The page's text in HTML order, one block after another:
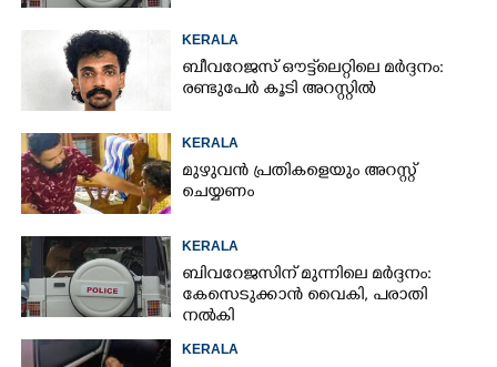
KERALA
ബീവറേജസ് ഔട്ട്‌ലെറ്റിലെ മർദ്ദനം:
രണ്ടുപേർ കൂടി അറസ്റ്റിൽ
KERALA
മുഴുവൻ പ്രതികളെയും അറസ്റ്റ്
ചെയ്യണം
KERALA
ബിവറേജസിന് മുന്നിലെ മർദ്ദനം:
കേസെടുക്കാൻ വൈകി, പരാതി
നൽകി
KERALA